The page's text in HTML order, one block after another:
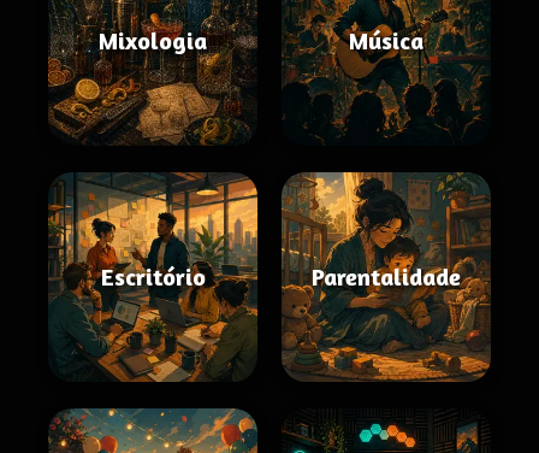
Mixologia Música
Escritório Parentalidade